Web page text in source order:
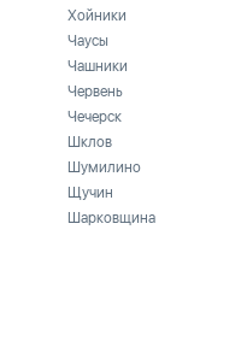
Хойники
Чаусы
Чашники
Червень
Чечерск
Шклов
Шумилино
Щучин
Шарковщина